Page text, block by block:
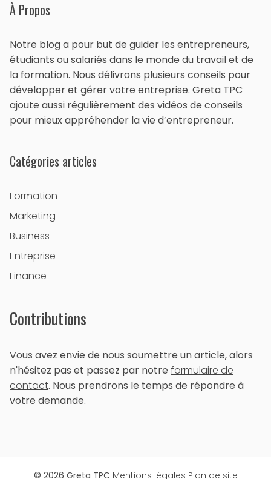
À Propos
Notre blog a pour but de guider les entrepreneurs,
étudiants ou salariés dans le monde du travail et de
la formation. Nous délivrons plusieurs conseils pour
développer et gérer votre entreprise. Greta TPC
ajoute aussi régulièrement des vidéos de conseils
pour mieux appréhender la vie d’entrepreneur.
Catégories articles
Formation
Marketing
Business
Entreprise
Finance
Contributions
Vous avez envie de nous soumettre un article, alors
n'hésitez pas et passez par notre formulaire de
contact. Nous prendrons le temps de répondre à
votre demande.
© 2026 Greta TPC Mentions légales Plan de site